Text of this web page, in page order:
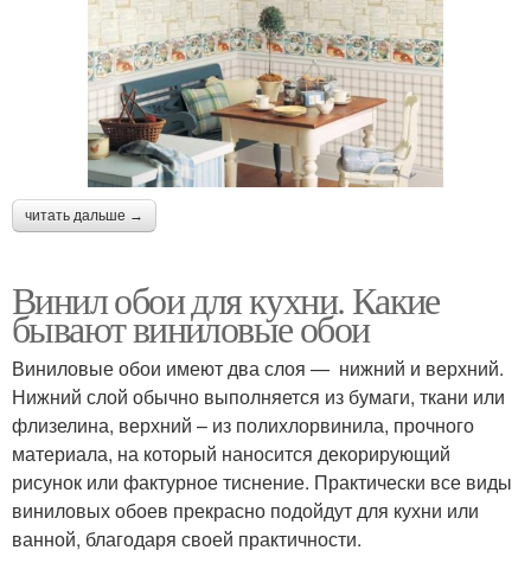
читать дальше →
Винил обои для кухни. Какие
бывают виниловые обои
Виниловые обои имеют два слоя — нижний и верхний.
Нижний слой обычно выполняется из бумаги, ткани или
флизелина, верхний – из полихлорвинила, прочного
материала, на который наносится декорирующий
рисунок или фактурное тиснение. Практически все виды
виниловых обоев прекрасно подойдут для кухни или
ванной, благодаря своей практичности.